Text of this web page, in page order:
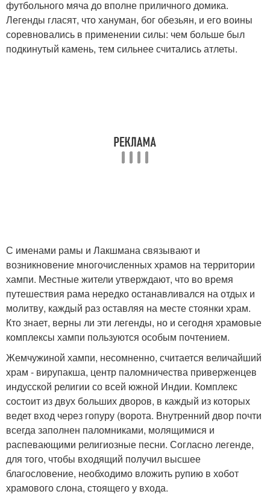
футбольного мяча до вполне приличного домика.
Легенды гласят, что хануман, бог обезьян, и его воины
соревновались в применении силы: чем больше был
подкинутый камень, тем сильнее считались атлеты.
С именами рамы и Лакшмана связывают и
возникновение многочисленных храмов на территории
хампи. Местные жители утверждают, что во время
путешествия рама нередко останавливался на отдых и
молитву, каждый раз оставляя на месте стоянки храм.
Кто знает, верны ли эти легенды, но и сегодня храмовые
комплексы хампи пользуются особым почтением.
Жемчужиной хампи, несомненно, считается величайший
храм - вирупакша, центр паломничества приверженцев
индусской религии со всей южной Индии. Комплекс
состоит из двух больших дворов, в каждый из которых
ведет вход через гопуру (ворота. Внутренний двор почти
всегда заполнен паломниками, молящимися и
распевающими религиозные песни. Согласно легенде,
для того, чтобы входящий получил высшее
благословение, необходимо вложить рупию в хобот
храмового слона, стоящего у входа.